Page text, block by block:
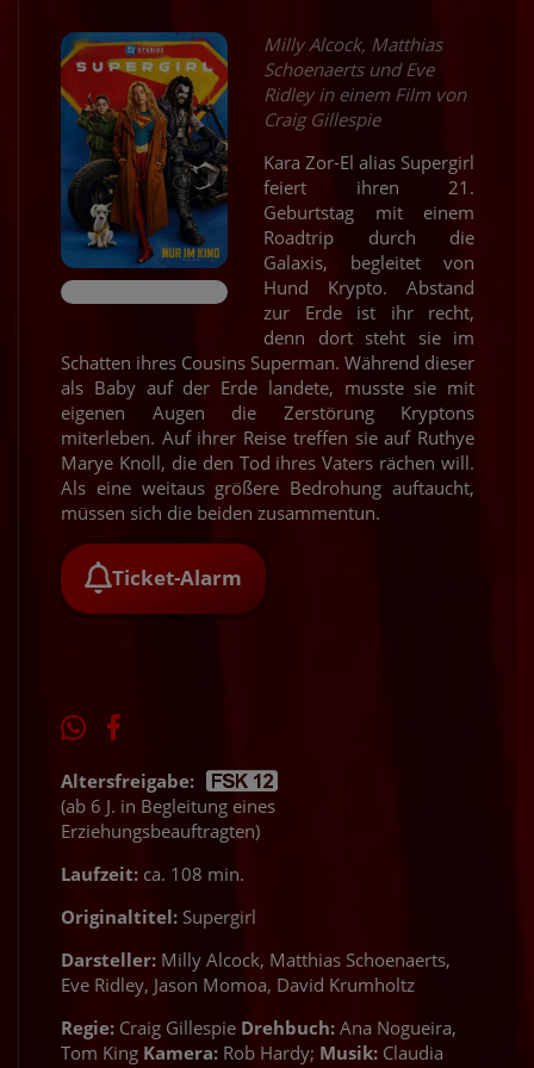
Milly Alcock, Matthias
Schoenaerts und Eve
Ridley in einem Film von
Craig Gillespie
Kara Zor-El alias Supergirl
feiert ihren 21.
Geburtstag mit einem
Roadtrip durch die
Galaxis, begleitet von
Hund Krypto. Abstand
zur Erde ist ihr recht,
denn dort steht sie im
Schatten ihres Cousins Superman. Während dieser
als Baby auf der Erde landete, musste sie mit
eigenen Augen die Zerstörung Kryptons
miterleben. Auf ihrer Reise treffen sie auf Ruthye
Marye Knoll, die den Tod ihres Vaters rächen will.
Als eine weitaus größere Bedrohung auftaucht,
müssen sich die beiden zusammentun.
Ticket-Alarm
Altersfreigabe:
(ab 6 J. in Begleitung eines
Erziehungsbeauftragten)
Laufzeit: ca. 108 min.
Originaltitel: Supergirl
Darsteller: Milly Alcock, Matthias Schoenaerts,
Eve Ridley, Jason Momoa, David Krumholtz
Regie: Craig Gillespie Drehbuch: Ana Nogueira,
Tom King Kamera: Rob Hardy; Musik: Claudia